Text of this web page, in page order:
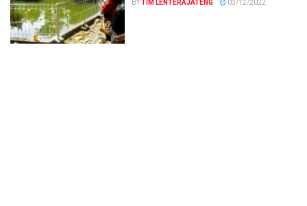
BYTIM LENTERAJATENG 03/12/2022